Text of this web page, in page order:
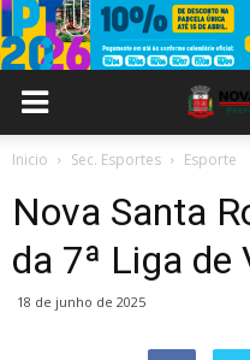
Inicio Sec. Esportes Esporte
Nova Santa
da 7ª Liga de
18 de junho de 2025